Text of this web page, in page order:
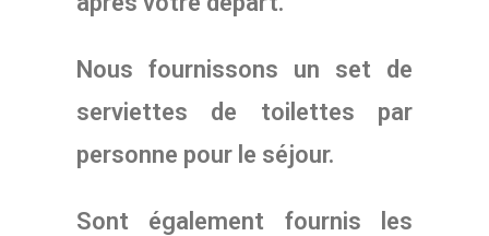
Nous fournissons un set de
serviettes de toilettes par
personne pour le séjour.
Sont également fournis les